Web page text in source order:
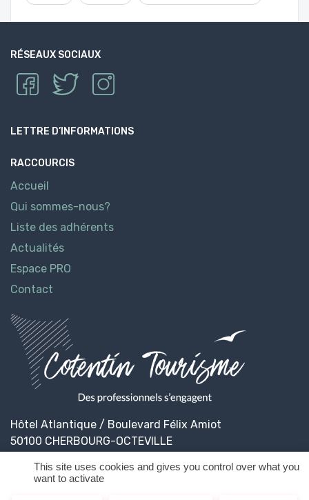
RÉSEAUX SOCIAUX
LETTRE D’INFORMATIONS
RACCOURCIS
Accueil
Qui sommes-nous?
Liste des adhérents
Actualités
Espace PRO
Contact
Hôtel Atlantique / Boulevard Félix Amiot
50100 CHERBOURG-OCTEVILLE
This site uses cookies and gives you control over what you
want to activate